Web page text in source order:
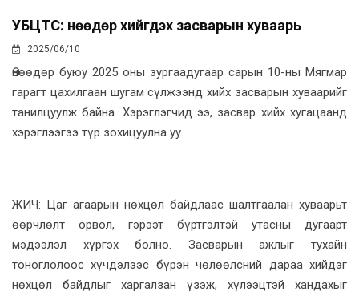
УБЦТС: Өнөөдөр хийгдэх засварын хуваарь
2025/06/10
Өнөөдөр буюу 2025 оны зургаадугаар сарын 10-ны Мягмар
гарагт цахилгаан шугам сүлжээнд хийх засварын хуваарийг
танилцуулж байна. Хэрэглэгчид ээ, засвар хийх хугацаанд
хэрэглээгээ түр зохицуулна уу.
ЖИЧ: Цаг агаарын нөхцөл байдлаас шалтгаалан хуваарьт
өөрчлөлт орвол, гэрээт бүртгэлтэй утасны дугаарт
мэдээлэл хүргэх болно. Засварын ажлыг тухайн
тоноглолоос хүчдэлээс бүрэн чөлөөлсний дараа хийдэг
нөхцөл байдлыг харгалзан үзэж, хүлээцтэй хандахыг